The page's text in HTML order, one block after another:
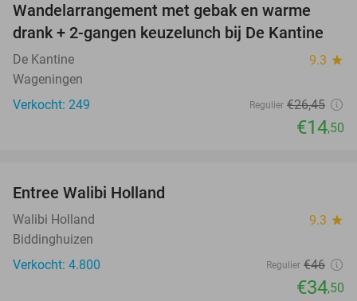
45%
Wandelarrangement met gebak en warme
drank + 2-gangen keuzelunch bij De Kantine
De Kantine 9.3 star
Wageningen
Verkocht: 249
Regulier €26,45
€14,50
Entree Walibi Holland
Walibi Holland 9.3 star
Biddinghuizen
Verkocht: 4.800
Regulier €46
€34,50